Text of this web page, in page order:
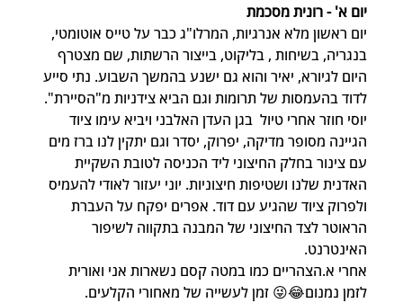
יום א' - רונית מסכמת
יום ראשון מלא אנרגיות, המרלו"ג כבר על טייס אוטומטי,
בנגריה, בשיחות , בליקוט, בייצור הרשתות, שם מצטרף
היום לגיורא, יאיר והוא גם ישנע בהמשך השבוע. נתי סייע
לדוד בהעמסות של תרומות וגם הביא צידניות מ"הסיירת".
יוסי חוזר אחרי טיול  בגן העדן האלבני ויביא עימו ציוד
הגיינה מסופר מדיקה, יפרוק, יסדר וגם יתקין לנו ברז מים
עם צינור בחלק החיצוני ליד הכניסה לטובת השקיית
האדנית שלנו ושטיפות חיצוניות. יוני יעזור לאודי להעמיס
ולפרוק ציוד שהגיע עם דוד. אפרים יפקח על העברת
הראוטר לצד החיצוני של המבנה בתקווה לשיפור
האינטרנט.
אחרי א.הצהריים כמו במטה קסם נשארות אני ואורית
לזמן נמנום😂😜 זמן לעשייה של מאחורי הקלעים.